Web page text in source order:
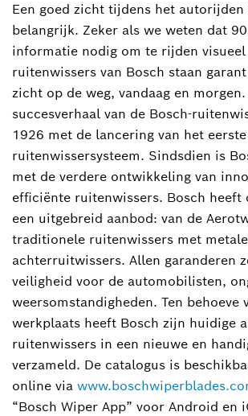
Een goed zicht tijdens het
belangrijk. Zeker als we weten dat
informatie nodig om te rijden visueel
ruitenwissers van Bosch staan
zicht op de weg, vandaag en
succesverhaal van de Bosch-
1926 met de lancering van het
ruitenwissersysteem. Sindsdien is
met de verdere ontwikkeling van
efficiënte ruitenwissers. Bosch heeft
een uitgebreid aanbod: van de
traditionele ruitenwissers met
achterruitwissers. Allen garanderen
veiligheid voor de automobilisten,
weersomstandigheden. Ten behoeve
werkplaats heeft Bosch zijn huidige
ruitenwissers in een nieuwe en
verzameld. De catalogus is
online via
“Bosch Wiper App” voor Android en